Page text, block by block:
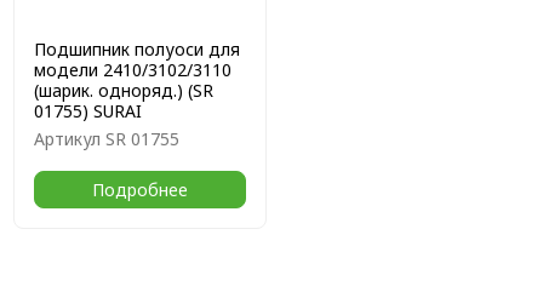
Подшипник полуоси для
модели 2410/3102/3110
(шарик. одноряд.) (SR
01755) SURAI
Артикул SR 01755
Подробнее